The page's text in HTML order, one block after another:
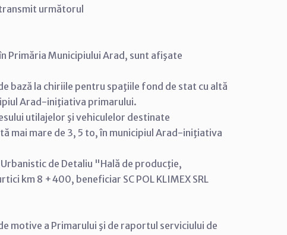
următorul
Primăria Municipiului Arad, sunt afişate
la chiriile pentru spaţiile fond de stat cu altă
Arad-iniţiativa primarului.
utilajelor şi vehiculelor destinate
mai mare de 3, 5 to, în municipiul Arad-iniţiativa
de Detaliu "Hală de producţie,
km 8 +400, beneficiar SC POL KLIMEX SRL
motive a Primarului şi de raportul serviciului de